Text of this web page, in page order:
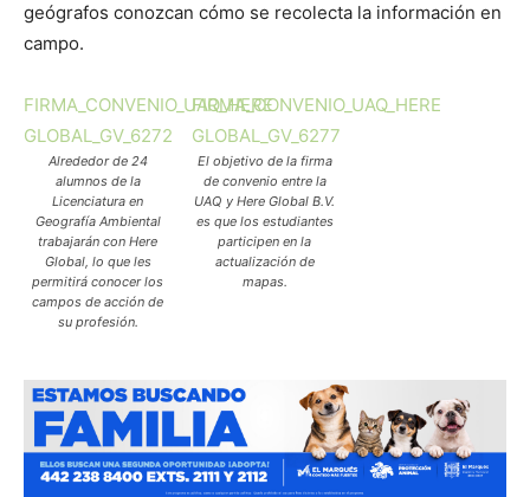
geógrafos conozcan cómo se recolecta la información en
campo.
FIRMA_CONVENIO_UAQ_HERE
GLOBAL_GV_6272
Alrededor de 24
alumnos de la
Licenciatura en
Geografía Ambiental
trabajarán con Here
Global, lo que les
permitirá conocer los
campos de acción de
su profesión.
FIRMA_CONVENIO_UAQ_HERE
GLOBAL_GV_6277
El objetivo de la firma
de convenio entre la
UAQ y Here Global B.V.
es que los estudiantes
participen en la
actualización de
mapas.